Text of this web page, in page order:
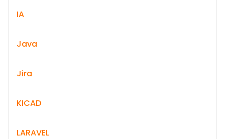
IA
Java
Jira
KICAD
LARAVEL